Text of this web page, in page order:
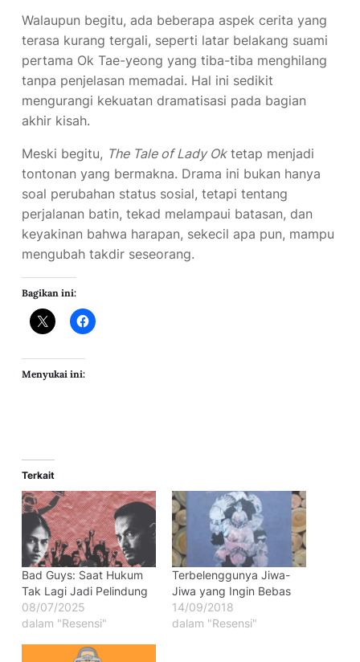
Walaupun begitu, ada beberapa aspek cerita yang
terasa kurang tergali, seperti latar belakang suami
pertama Ok Tae-yeong yang tiba-tiba menghilang
tanpa penjelasan memadai. Hal ini sedikit
mengurangi kekuatan dramatisasi pada bagian
akhir kisah.
Meski begitu, The Tale of Lady Oktetap menjadi
tontonan yang bermakna. Drama ini bukan hanya
soal perubahan status sosial, tetapi tentang
perjalanan batin, tekad melampaui batasan, dan
keyakinan bahwa harapan, sekecil apa pun, mampu
mengubah takdir seseorang.
Bagikan ini:
Menyukai ini:
Terkait
Bad Guys: Saat Hukum
Tak Lagi Jadi Pelindung
08/07/2025
dalam "Resensi"
Terbelenggunya Jiwa-
Jiwa yang Ingin Bebas
14/09/2018
dalam "Resensi"